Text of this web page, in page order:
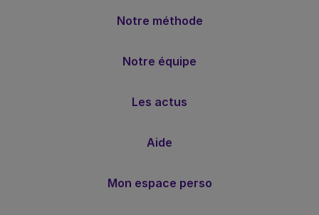
Notre méthode
Notre équipe
Les actus
Aide
Mon espace perso